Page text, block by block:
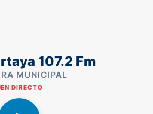
107.2 Fm
MUNICIPAL
EN DIRECTO